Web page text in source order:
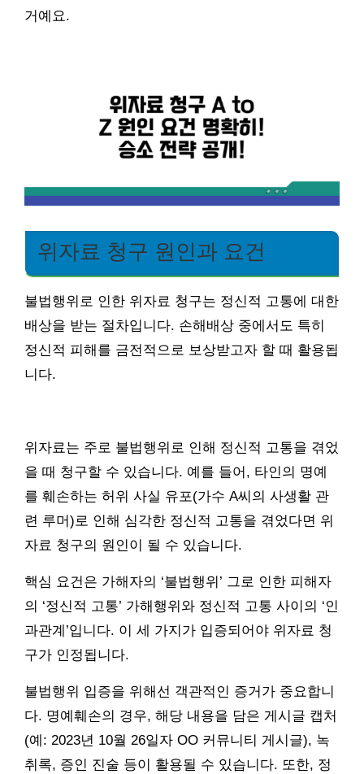
거예요.
위자료 청구 원인과 요건
불법행위로 인한 위자료 청구는 정신적 고통에 대한
배상을 받는 절차입니다. 손해배상 중에서도 특히
정신적 피해를 금전적으로 보상받고자 할 때 활용됩
니다.
위자료는 주로 불법행위로 인해 정신적 고통을 겪었
을 때 청구할 수 있습니다. 예를 들어, 타인의 명예
를 훼손하는 허위 사실 유포(가수 A씨의 사생활 관
련 루머)로 인해 심각한 정신적 고통을 겪었다면 위
자료 청구의 원인이 될 수 있습니다.
핵심 요건은 가해자의 ‘불법행위’ 그로 인한 피해자
의 ‘정신적 고통’ 가해행위와 정신적 고통 사이의 ‘인
과관계’입니다. 이 세 가지가 입증되어야 위자료 청
구가 인정됩니다.
불법행위 입증을 위해선 객관적인 증거가 중요합니
다. 명예훼손의 경우, 해당 내용을 담은 게시글 캡처
(예: 2023년 10월 26일자 OO 커뮤니티 게시글), 녹
취록, 증인 진술 등이 활용될 수 있습니다. 또한, 정